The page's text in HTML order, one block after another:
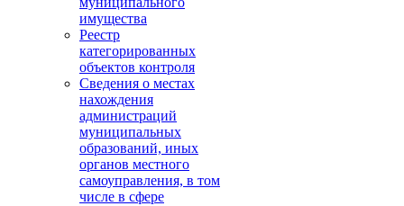
имущества
Реестр
категорированных
объектов контроля
Сведения о местах
нахождения
администраций
муниципальных
образований, иных
органов местного
самоуправления, в том
числе в сфере